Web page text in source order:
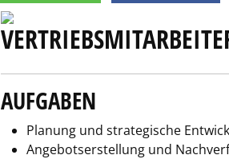
AUFGABEN
Planung und strategische
Angebotserstellung und